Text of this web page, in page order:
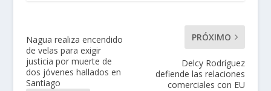
Nagua realiza encendido
de velas para exigir
justicia por muerte de
dos jóvenes hallados en
Santiago
PRÓXIMO
Delcy Rodríguez
defiende las relaciones
comerciales con EU